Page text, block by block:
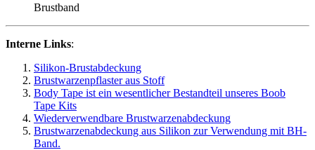
Brustband
Interne Links:
Silikon-Brustabdeckung
Brustwarzenpflaster aus Stoff
Body Tape ist ein wesentlicher Bestandteil unseres Boob
Tape Kits
Wiederverwendbare Brustwarzenabdeckung
Brustwarzenabdeckung aus Silikon zur Verwendung mit BH-
Band.